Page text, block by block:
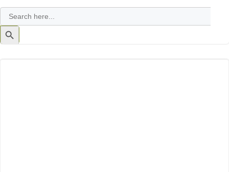
Search
for:
Search
Button